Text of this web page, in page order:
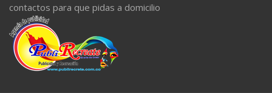
contactos para que pidas a domicilio